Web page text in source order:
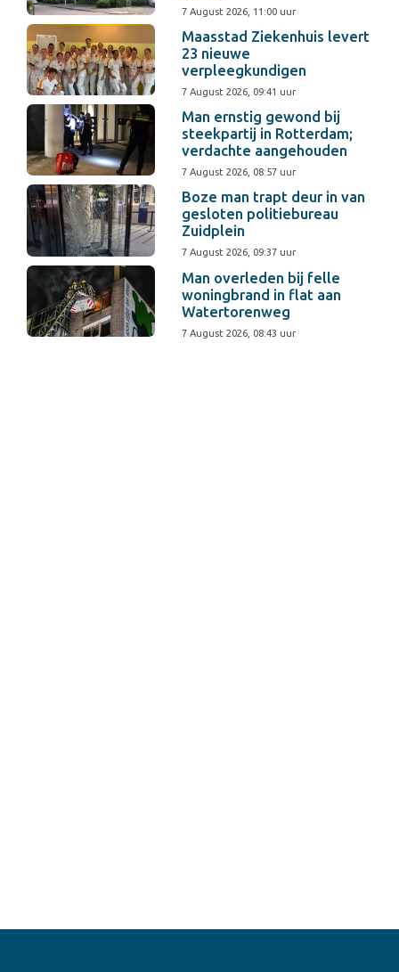
7 August 2026, 11:00 uur
Maasstad Ziekenhuis levert
23 nieuwe
verpleegkundigen
7 August 2026, 09:41 uur
Man ernstig gewond bij
steekpartij in Rotterdam;
verdachte aangehouden
7 August 2026, 08:57 uur
Boze man trapt deur in van
gesloten politiebureau
Zuidplein
7 August 2026, 09:37 uur
Man overleden bij felle
woningbrand in flat aan
Watertorenweg
7 August 2026, 08:43 uur